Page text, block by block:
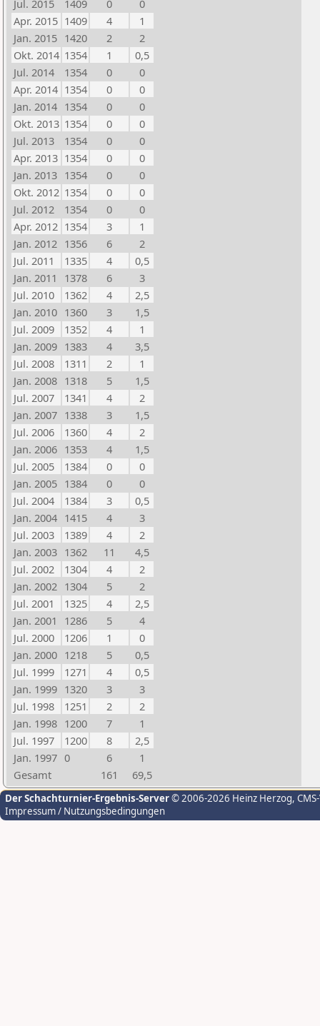
Jul. 2015
1409 0
0
Apr. 2015 1409 4
1
Jan. 2015 1420 2
2
Okt. 2014 1354 1
0,5
Jul. 2014
1354 0
0
Apr. 2014 1354 0
0
Jan. 2014 1354 0
0
Okt. 2013 1354 0
0
Jul. 2013
1354 0
0
Apr. 2013 1354 0
0
Jan. 2013 1354 0
0
Okt. 2012 1354 0
0
Jul. 2012
1354 0
0
Apr. 2012 1354 3
1
Jan. 2012 1356 6
2
Jul. 2011
1335 4
0,5
Jan. 2011
1378 6
3
Jul. 2010
1362 4
2,5
Jan. 2010 1360 3
1,5
Jul. 2009
1352 4
1
Jan. 2009 1383 4
3,5
Jul. 2008
1311 2
1
Jan. 2008 1318 5
1,5
Jul. 2007
1341 4
2
Jan. 2007 1338 3
1,5
Jul. 2006
1360 4
2
Jan. 2006 1353 4
1,5
Jul. 2005
1384 0
0
Jan. 2005 1384 0
0
Jul. 2004
1384 3
0,5
Jan. 2004 1415 4
3
Jul. 2003
1389 4
2
Jan. 2003 1362 11
4,5
Jul. 2002
1304 4
2
Jan. 2002 1304 5
2
Jul. 2001
1325 4
2,5
Jan. 2001
1286 5
4
Jul. 2000
1206 1
0
Jan. 2000 1218 5
0,5
Jul. 1999
1271 4
0,5
Jan. 1999 1320 3
3
Jul. 1998
1251 2
2
Jan. 1998 1200 7
1
Jul. 1997
1200 8
2,5
Jan. 1997 0 6
1
Gesamt
161 69,5
Der Schachturnier-Ergebnis-Server© 2006-2026 Heinz Herzog,
Impressum / Nutzungsbedingungen